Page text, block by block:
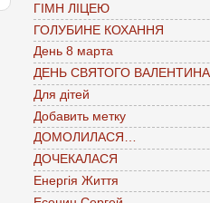
ГІМН ЛІЦЕЮ
ГОЛУБИНЕ КОХАННЯ
День 8 марта
ДЕНЬ СВЯТОГО ВАЛЕНТИНА
Для дітей
Добавить метку
ДОМОЛИЛАСЯ…
ДОЧЕКАЛАСЯ
Енергія Життя